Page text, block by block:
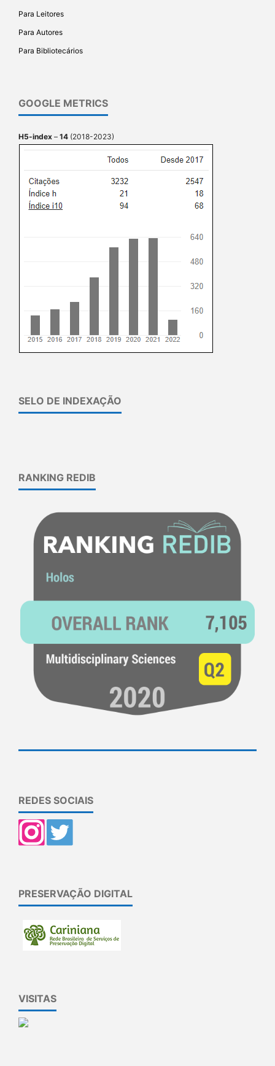
Para Leitores
Para Autores
Para Bibliotecários
GOOGLE METRICS
H5-index – 14 (2018-2023)
SELO DE INDEXAÇÃO
RANKING REDIB
REDES SOCIAIS
PRESERVAÇÃO DIGITAL
VISITAS